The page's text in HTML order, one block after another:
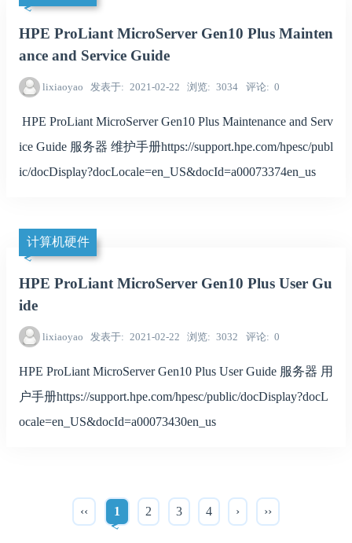
HPE ProLiant MicroServer Gen10 Plus Mainten
ance and Service Guide
lixiaoyao 发表于 2021-02-22 浏览 3034 评论 0
HPE ProLiant MicroServer Gen10 Plus Maintenance and Serv
ice Guide 服务器 维护手册https://support.hpe.com/hpesc/publ
ic/docDisplay?docLocale=en_US&docId=a00073374en_us
计算机硬件
HPE ProLiant MicroServer Gen10 Plus User Gu
ide
lixiaoyao 发表于 2021-02-22 浏览 3032 评论 0
HPE ProLiant MicroServer Gen10 Plus User Guide 服务器 用
户手册https://support.hpe.com/hpesc/public/docDisplay?docL
ocale=en_US&docId=a00073430en_us
‹‹ 1 2 3 4 › ››